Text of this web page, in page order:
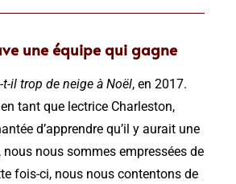
une équipe qui gagne
t-il trop de neige à Noël, en 2017.
tant que lectrice Charleston,
d’apprendre qu’il y aurait une
, nous nous sommes empressées de
fois-ci, nous nous contentons de